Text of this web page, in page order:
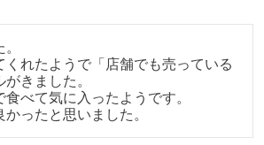
くれたようで「店舗でも売っている
きました。
べて気に入ったようです。
ったと思いました。